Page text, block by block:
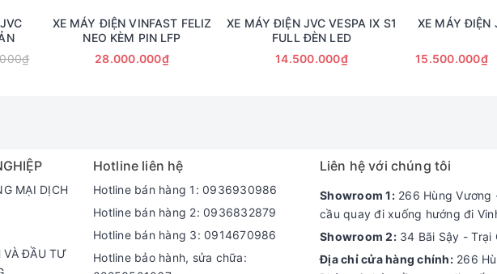
XE MÁY ĐIỆN VINFAST FELIZ
NEO KÈM PIN LFP
28.000.000₫
XE MÁY ĐIỆN JVC VESPA IX S1
FULL ĐÈN LED
14.500.000₫
XE MÁY ĐIỆN
15.500.000₫
MẠI DỊCH
VÀ ĐẦU TƯ
Hotline liên hệ
Hotline bán hàng 1: 0936930986
Hotline bán hàng 2: 0936832879
Hotline bán hàng 3: 0914670986
Hotline bảo hành, sửa chữa:
Liên hệ với chúng tôi
Showroom 1:266 Hùng Vương
cầu quay đi xuống hướng đi
Showroom 2:34 Bãi Sậy - Trại
Địa chỉ cửa hàng chính:266